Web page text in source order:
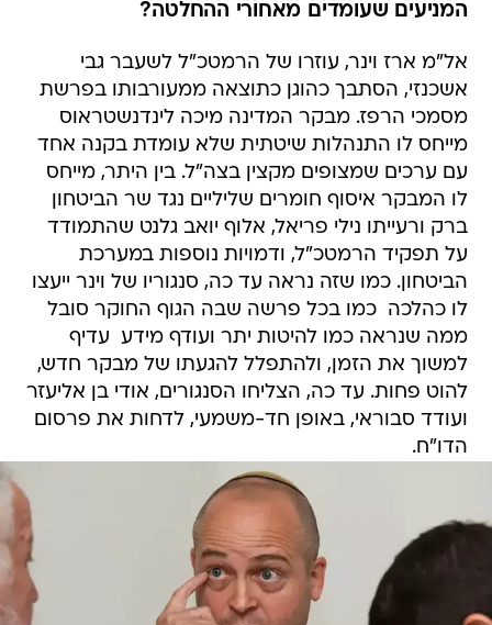
המניעים שעומדים מאחורי ההחלטה?
אל"מ ארז וינר, עוזרו של הרמטכ"ל לשעבר גבי
אשכנזי, הסתבך כהוגן כתוצאה ממעורבותו בפרשת
מסמכי הרפז. מבקר המדינה מיכה לינדנשטראוס
מייחס לו התנהלות שיטתית שלא עומדת בקנה אחד
עם ערכים שמצופים מקצין בצה"ל. בין היתר, מייחס
לו המבקר איסוף חומרים שליליים נגד שר הביטחון
ברק ורעייתו נילי פריאל, אלוף יואב גלנט שהתמודד
על תפקיד הרמטכ"ל, ודמויות נוספות במערכת
הביטחון. כמו שזה נראה עד כה, סנגוריו של וינר ייעצו
לו כהלכה  כמו בכל פרשה שבה הגוף החוקר סובל
ממה שנראה כמו להיטות יתר ועודף מידע  עדיף
למשוך את הזמן, ולהתפלל להגעתו של מבקר חדש,
להוט פחות. עד כה, הצליחו הסנגורים, אודי בן אליעזר
ועודד סבוראי, באופן חד-משמעי, לדחות את פרסום
הדו"ח.